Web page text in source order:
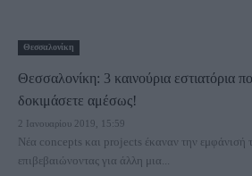
Θεσσαλονίκη
Θεσσαλονίκη: 3 καινούρια εστιατόρια
δοκιμάσετε αμέσως!
2 Ιανουαρίου 2019, 15:59
Νέα concepts και projects έκαναν την εμφάνισή
επιβεβαιώνοντας για άλλη μια...